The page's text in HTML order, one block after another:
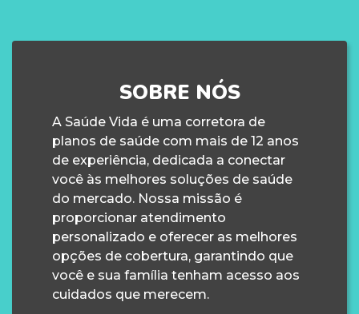
SOBRE NÓS
A Saúde Vida é uma corretora de
planos de saúde com mais de 12 anos
de experiência, dedicada a conectar
você às melhores soluções de saúde
do mercado. Nossa missão é
proporcionar atendimento
personalizado e oferecer as melhores
opções de cobertura, garantindo que
você e sua família tenham acesso aos
cuidados que merecem.